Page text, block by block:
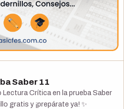
Saber 11
Crítica en la prueba Saber
gratis y ¡prepárate ya! ✨